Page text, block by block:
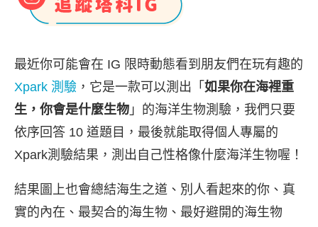
最近你可能會在 IG 限時動態看到朋友們在玩有趣的
Xpark 測驗 ，它是一款可以測出「 如果你在海裡重
生，你會是什麼生物 」的海洋生物測驗，我們只要
依序回答 10 道題目，最後就能取得個人專屬的
Xpark測驗結果，測出自己性格像什麼海洋生物喔！
結果圖上也會總結海生之道、別人看起來的你、真
實的內在、最契合的海生物、最好避開的海生物